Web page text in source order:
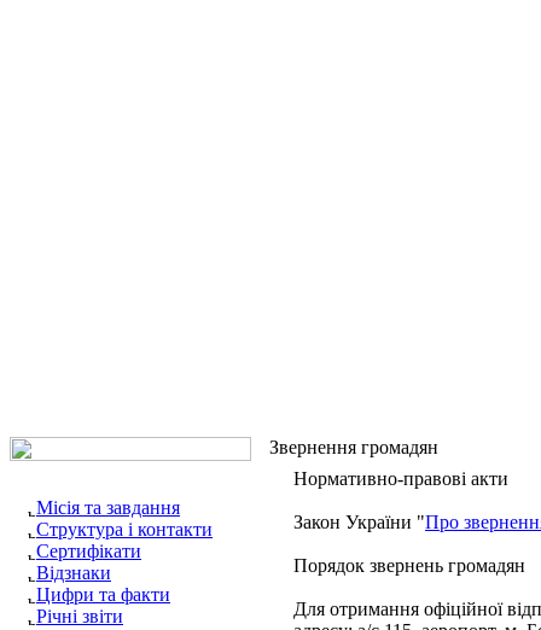
Місія та завдання
Структура і контакти
Сертифікати
Відзнаки
Цифри та факти
Річні звіти
Звернення громадян
Нормативно-правові акти
Закон України "Про
Порядок звернень громадян
Для отримання офіційної